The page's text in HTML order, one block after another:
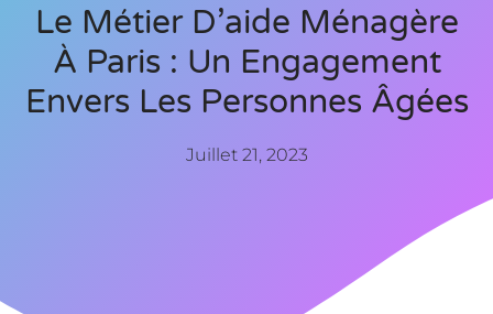
Le Métier D’aide Ménagère
À Paris : Un Engagement
Envers Les Personnes Âgées
Juillet 21, 2023